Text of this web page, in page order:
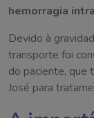
hemorragia
Devido à
transporte foi
do paciente, que
José para